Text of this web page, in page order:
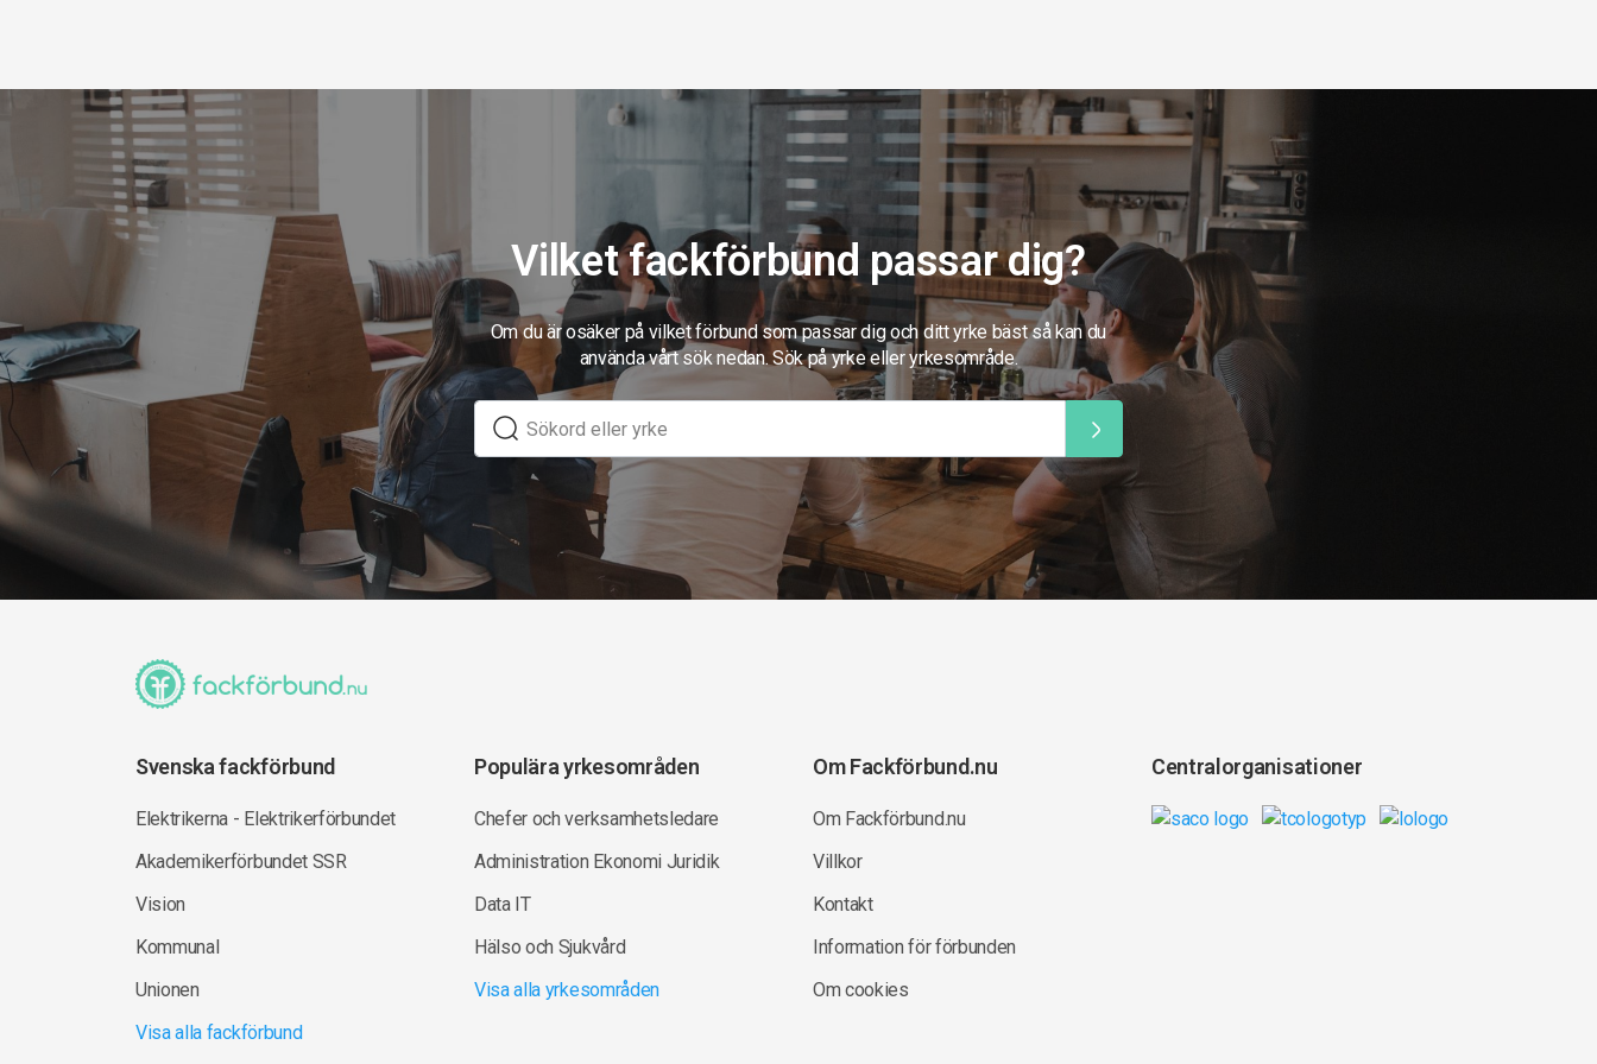
Vilket fackförbund passar dig?
Om du är osäker på vilket förbund som passar dig och ditt yrke bäst så kan du
använda vårt sök nedan. Sök på yrke eller yrkesområde.
Svenska fackförbund
Elektrikerna - Elektrikerförbundet
Akademikerförbundet SSR
Vision
Kommunal
Unionen
Visa alla fackförbund
Populära yrkesområden
Chefer och verksamhetsledare
Administration Ekonomi Juridik
Data IT
Hälso och Sjukvård
Visa alla yrkesområden
Om Fackförbund.nu
Om Fackförbund.nu
Villkor
Kontakt
Information för förbunden
Om cookies
Centralorganisationer